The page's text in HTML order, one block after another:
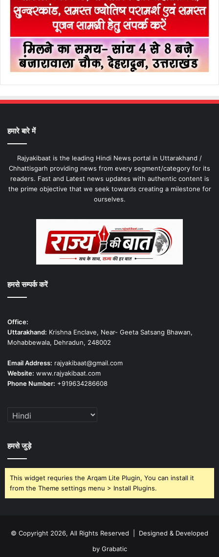
हमारे बारे में
Rajyakibaat is the leading Hindi News portal in Uttarakhand /
Chhattisgarh providing news from every segment/category for its
readers. Fast and Latest news updates with authentic content is
the prime objective that we seek towards creating a milestone for
ourselves.
हमसे सम्पर्क करें
Office:
Uttarakhand: Krishna Enclave, Near- Geeta Satsang Bhawan,
Mohabbewala, Dehradun, 248002
Email Address: rajyakibaat@gmail.com
Website: www.rajyakibaat.com
Phone Number: +919634286608
हमसे जुड़े
This widget requries the Arqam Lite Plugin, You can install it
from the Theme settings menu > Install Plugins.
© Copyright 2026, All Rights Reserved | Designed & Developed
by Grabatic